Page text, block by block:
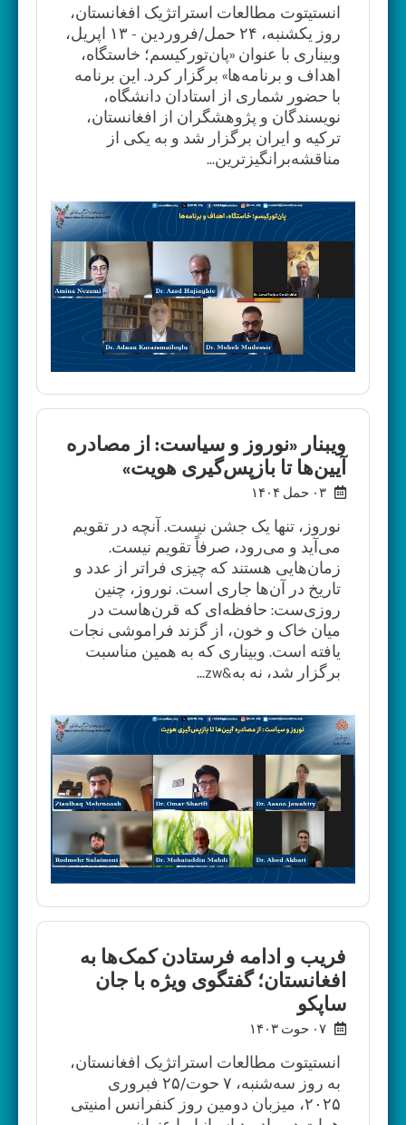
انستیتوت مطالعات استراتژیک افغانستان،
روز یکشنبه، ۲۴ حمل/فروردین - ۱۳ اپریل،
وبیناری با عنوان «پان‌تورکیسم؛ خاستگاه،
اهداف و برنامه‌ها» برگزار کرد. این برنامه
با حضور شماری از استادان دانشگاه،
نویسندگان و پژوهشگران از افغانستان،
ترکیه و ایران برگزار شد و به یکی از
مناقشه‌برانگیزترین...
ویبنار «نوروز و سیاست: از مصادره‌
آیین‌ها تا بازپس‌گیری هویت»
نوروز، تنها یک جشن نیست. آنچه در تقویم
می‌آید و می‌رود، صرفاً تقویم نیست.
زمان‌هایی هستند که چیزی فراتر از عدد و
تاریخ در آن‌ها جاری است. نوروز، چنین
روزی‌ست: حافظه‌ای که قرن‌هاست در
میان خاک و خون، از گزند فراموشی نجات
یافته است. وبیناری که به همین مناسبت
برگزار شد، نه به&zw...
فریب و ادامه فرستادن کمک‌ها به
افغانستان؛ گفتگوی ویژه با جان
ساپکو
انستیتوت مطالعات استراتژیک افغانستان،
به روز سه‌شنبه، ۷ حوت/۲۵ فبروری
۲۰۲۵، میزبان دومین روز کنفرانس امنیتی